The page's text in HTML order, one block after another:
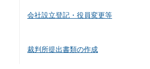
会社設立登記・役員変更等
裁判所提出書類の作成